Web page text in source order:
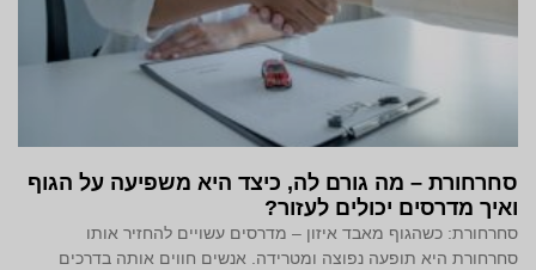
סחרחורת – מה גורם לה, כיצד היא משפיעה על הגוף
ואיך מדרסים יכולים לעזור?
סחרחורת: כשהגוף מאבד איזון – מדרסים עשויים להחזיר אותו
סחרחורת היא תופעה נפוצה ומטרידה. אנשים חווים אותה בדרכים